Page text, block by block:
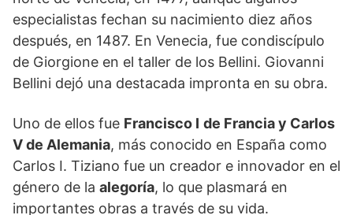
especialistas fechan su nacimiento diez años
después, en 1487. En Venecia, fue condiscípulo
de Giorgione en el taller de los Bellini. Giovanni
Bellini dejó una destacada impronta en su obra.
Uno de ellos fue Francisco I de Francia y Carlos
V de Alemania, más conocido en España como
Carlos I. Tiziano fue un creador e innovador en el
género de la alegoría, lo que plasmará en
importantes obras a través de su vida.